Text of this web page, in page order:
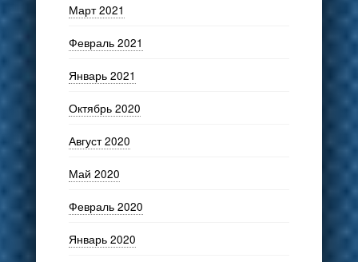
Март 2021
Февраль 2021
Январь 2021
Октябрь 2020
Август 2020
Май 2020
Февраль 2020
Январь 2020